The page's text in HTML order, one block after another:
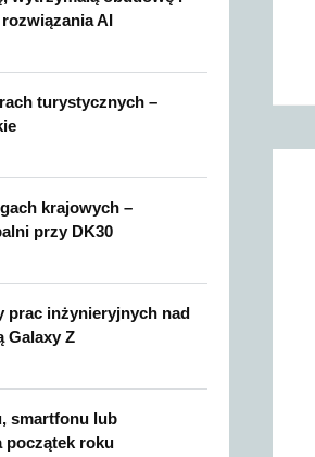
AI
turystycznych –
krajowych –
przy DK30
prac inżynieryjnych nad
Galaxy Z
smartfonu lub
początek roku